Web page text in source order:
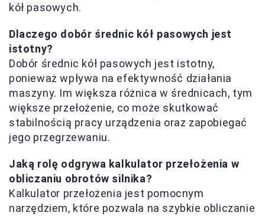
kół pasowych.
Dlaczego dobór średnic kół pasowych jest
istotny?
Dobór średnic kół pasowych jest istotny,
ponieważ wpływa na efektywność działania
maszyny. Im większa różnica w średnicach, tym
większe przełożenie, co może skutkować
stabilnością pracy urządzenia oraz zapobiegać
jego przegrzewaniu.
Jaką rolę odgrywa kalkulator przełożenia w
obliczaniu obrotów silnika?
Kalkulator przełożenia jest pomocnym
narzędziem, które pozwala na szybkie obliczanie